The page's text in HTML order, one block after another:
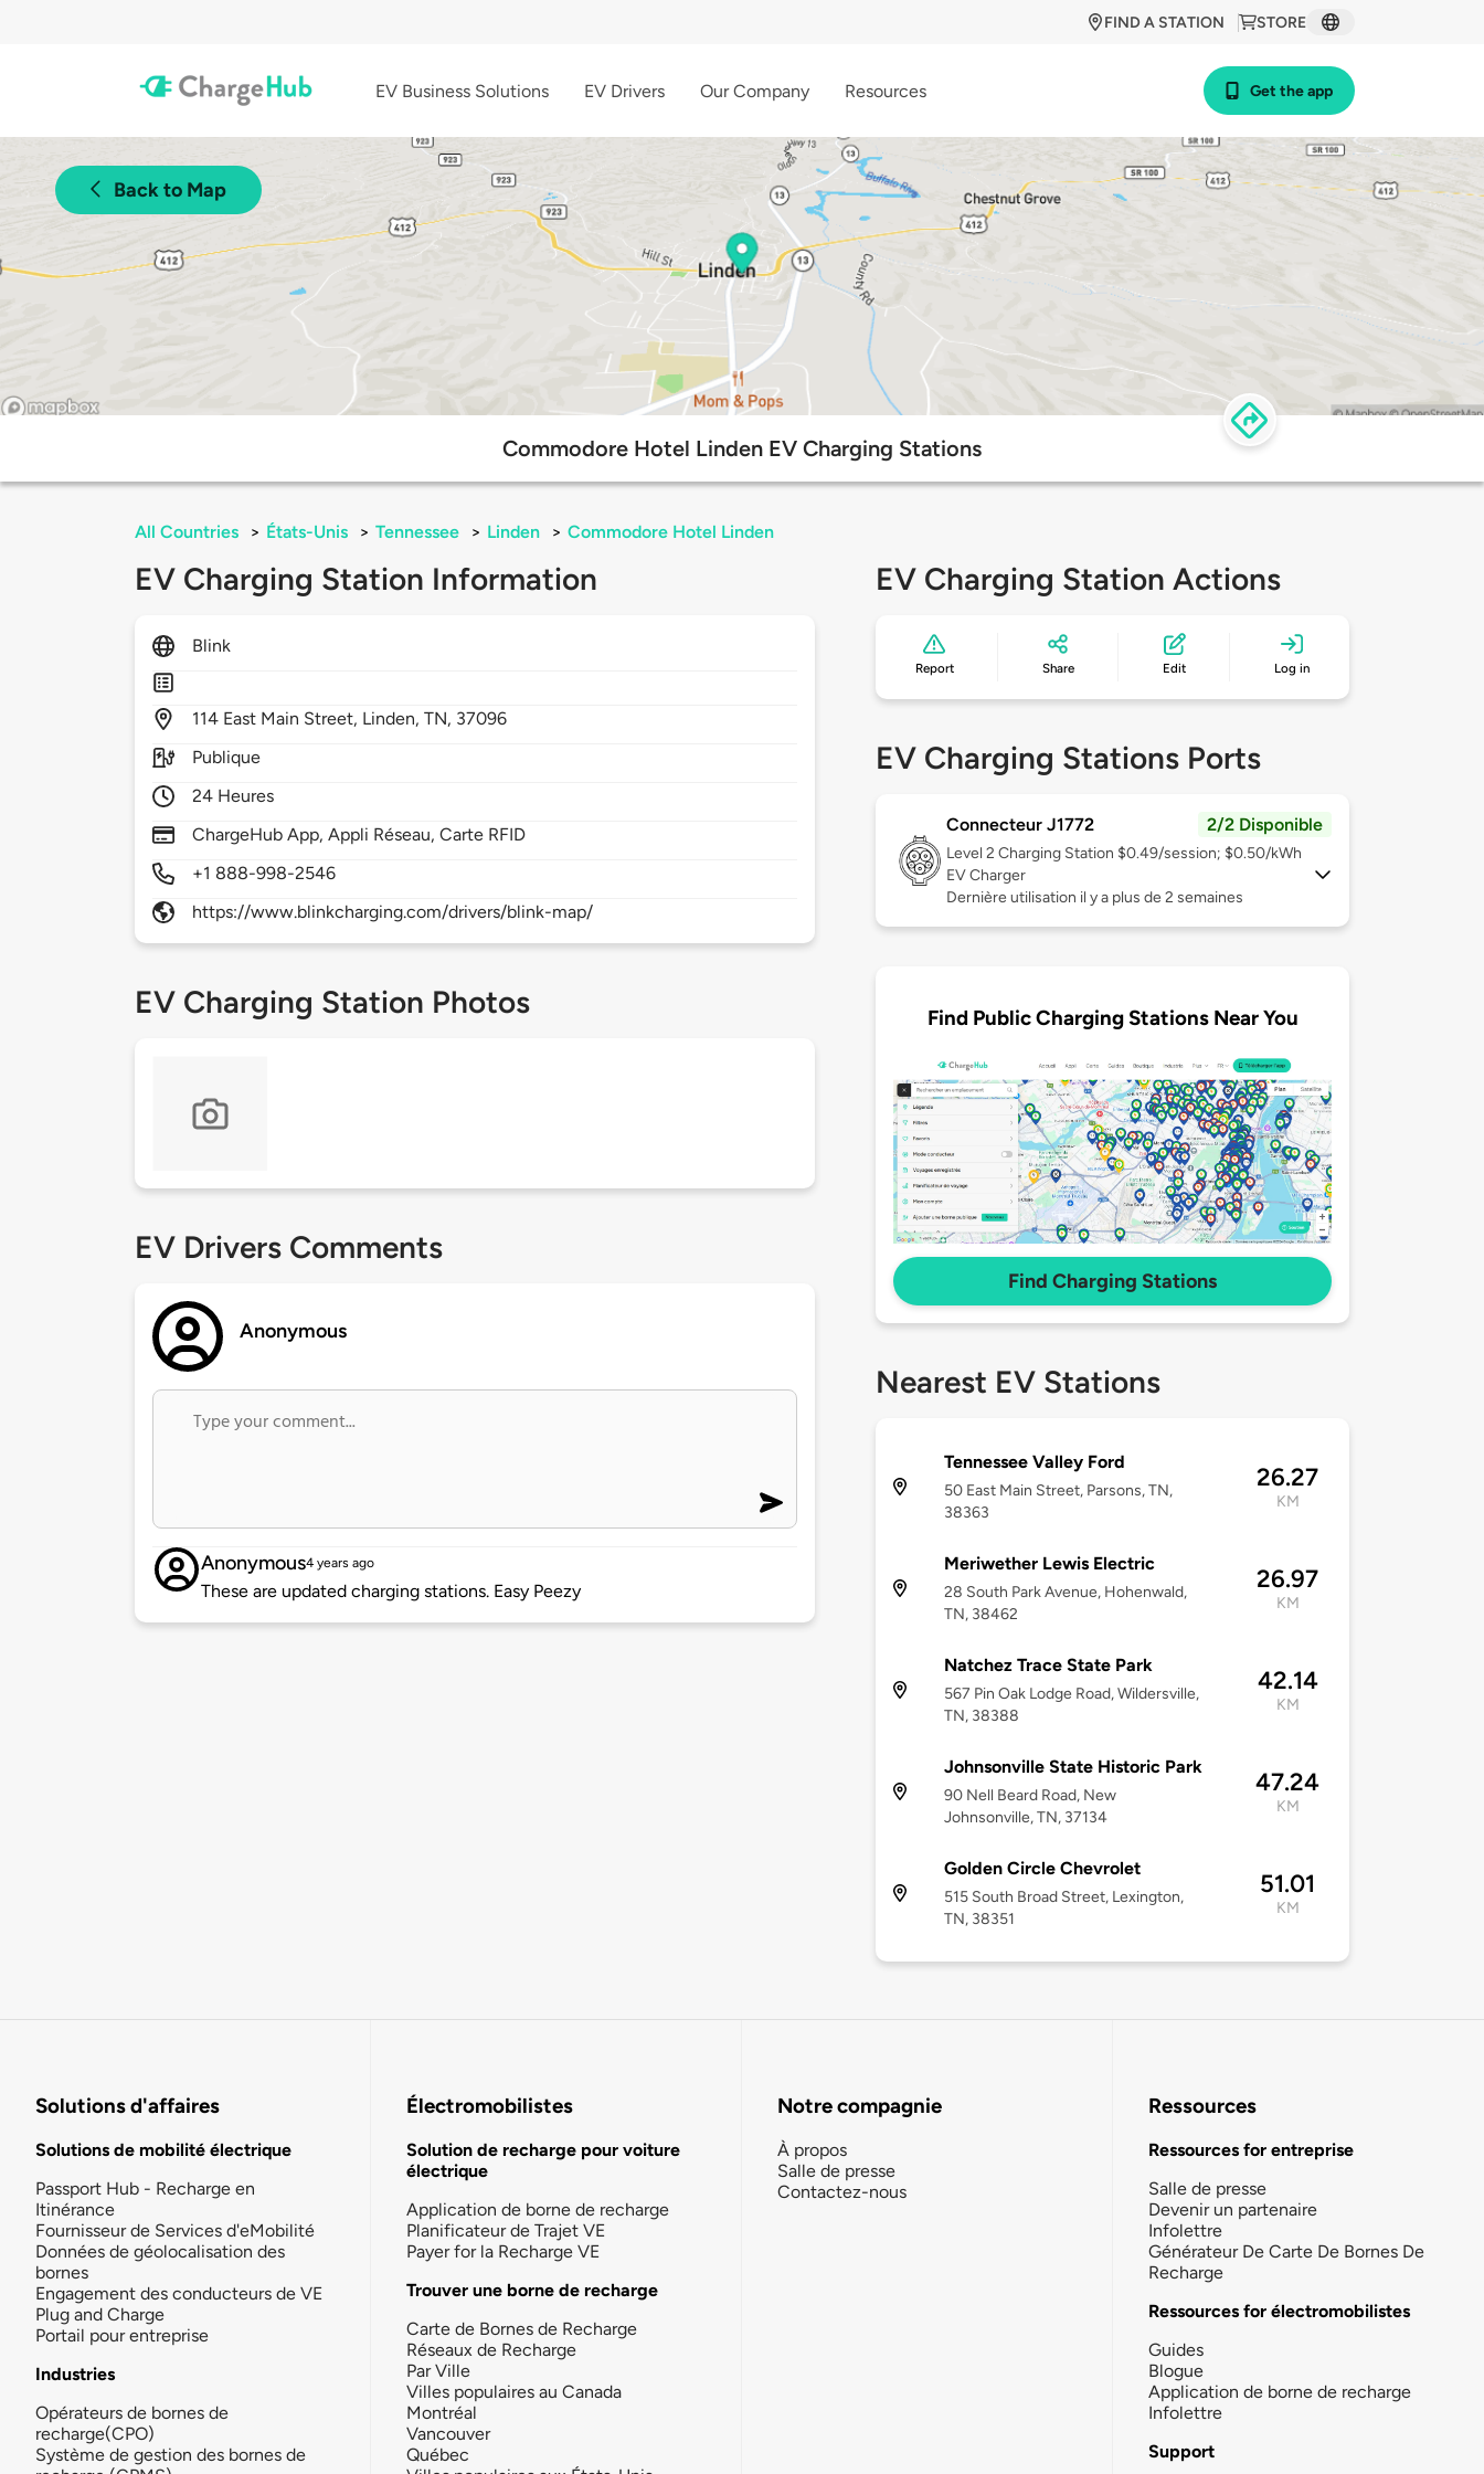
STORE
FIND A STATION
EV Business Solutions EV Drivers Our Company Resources Get the app
Back to Map
Commodore Hotel Linden EV Charging Stations
All Countries > États-Unis > Tennessee > Linden > Commodore Hotel Linden
EV Charging Station Information
Blink
114 East Main Street, Linden,TN, 37096
Publique
24 Heures
ChargeHub App, Appli Réseau, Carte RFID
+1 888-998-2546
https://www.blinkcharging.com/drivers/blink-map/
EV Charging Station Photos
EV Drivers Comments
Anonymous
Anonymous4 years ago
These are updated charging stations. Easy Peezy
EV Charging Station Actions
Report Share Edit Log in
EV Charging Stations Ports
Connecteur J1772 2/2 Disponible
Level 2 Charging Station $0.49/session; $0.50/kWh
EV Charger
Dernière utilisation il y a plus de 2 semaines
Find Public Charging Stations Near You
Find Charging Stations
Nearest EV Stations
Tennessee Valley Ford
50 East Main Street, Parsons, TN,
38363
26.27
KM
Meriwether Lewis Electric
28 South Park Avenue, Hohenwald,
TN, 38462
26.97
KM
Natchez Trace State Park
567 Pin Oak Lodge Road, Wildersville,
TN, 38388
42.14
KM
Johnsonville State Historic Park
90 Nell Beard Road, New
Johnsonville, TN, 37134
47.24
KM
Golden Circle Chevrolet
515 South Broad Street, Lexington,
TN, 38351
51.01
KM
Solutions d'affaires
Solutions de mobilité électrique
Passport Hub - Recharge en
Itinérance
Fournisseur de Services d'eMobilité
Données de géolocalisation des
bornes
Engagement des conducteurs de VE
Plug and Charge
Portail pour entreprise
Industries
Opérateurs de bornes de
recharge(CPO)
Système de gestion des bornes de
Électromobilistes
Solution de recharge pour voiture
électrique
Application de borne de recharge
Planificateur de Trajet VE
Payer for la Recharge VE
Trouver une borne de recharge
Carte de Bornes de Recharge
Réseaux de Recharge
Par Ville
Villes populaires au Canada
Montréal
Vancouver
Québec
Notre compagnie
À propos
Salle de presse
Contactez-nous
Ressources
Ressources for entreprise
Salle de presse
Devenir un partenaire
Infolettre
Générateur De Carte De Bornes De
Recharge
Ressources for électromobilistes
Guides
Blogue
Application de borne de recharge
Infolettre
Support